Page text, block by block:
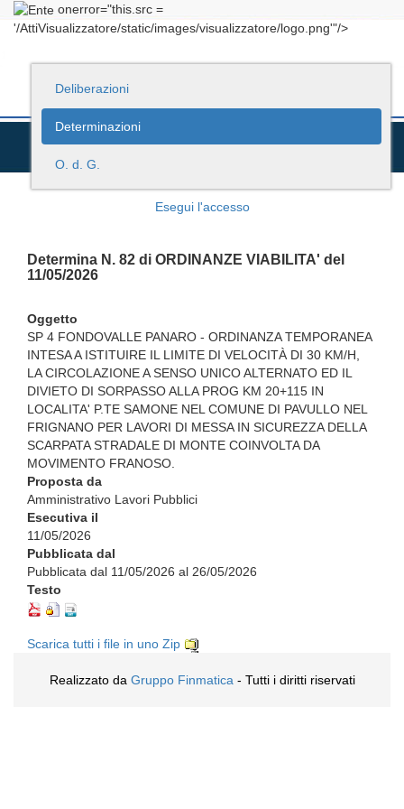
onerror="this.src =
'/AttiVisualizzatore/static/images/visualizzatore/logo.png'"/>
Deliberazioni
Determinazioni
O. d. G.
Esegui l'accesso
Determina N. 82 di ORDINANZE VIABILITA' del
11/05/2026
Oggetto
SP 4 FONDOVALLE PANARO - ORDINANZA TEMPORANEA
INTESA A ISTITUIRE IL LIMITE DI VELOCITÀ DI 30 KM/H,
LA CIRCOLAZIONE A SENSO UNICO ALTERNATO ED IL
DIVIETO DI SORPASSO ALLA PROG KM 20+115 IN
LOCALITA' P.TE SAMONE NEL COMUNE DI PAVULLO NEL
FRIGNANO PER LAVORI DI MESSA IN SICUREZZA DELLA
SCARPATA STRADALE DI MONTE COINVOLTA DA
MOVIMENTO FRANOSO.
Proposta da
Amministrativo Lavori Pubblici
Esecutiva il
11/05/2026
Pubblicata dal
Pubblicata dal 11/05/2026 al 26/05/2026
Testo
Scarica tutti i file in uno Zip
Realizzato da Gruppo Finmatica- Tutti i diritti riservati